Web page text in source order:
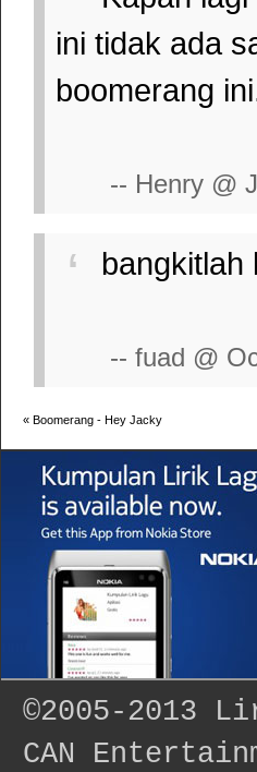
ini tidak ada
boomerang
-- Henry @
bangkitlah
-- fuad @
« Boomerang - Hey Jacky
©2005-2013
CAN